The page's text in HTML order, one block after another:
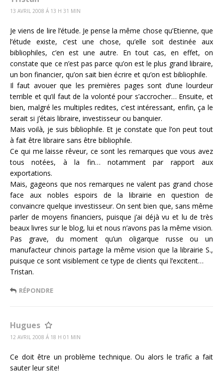
13 AVRIL 2008 Á 13 H 31 MIN
Je viens de lire l’étude. Je pense la même chose qu’Etienne, que
l’étude existe, c’est une chose, qu’elle soit destinée aux
bibliophiles, c’en est une autre. En tout cas, en effet, on
constate que ce n’est pas parce qu’on est le plus grand libraire,
un bon financier, qu’on sait bien écrire et qu’on est bibliophile.
Il faut avouer que les premières pages sont d’une lourdeur
terrible et qu’il faut de la volonté pour s’accrocher… Ensuite, et
bien, malgré les multiples redites, c’est intéressant, enfin, ça le
serait si j’étais libraire, investisseur ou banquier.
Mais voilà, je suis bibliophile. Et je constate que l’on peut tout
à fait être libraire sans être bibliophile.
Ce qui me laisse rêveur, ce sont les remarques que vous avez
tous notées, à la fin… notamment par rapport aux
exportations.
Mais, gageons que nos remarques ne valent pas grand chose
face aux nobles espoirs de la librairie en question de
convaincre quelque investisseur. On sent bien que, sans même
parler de moyens financiers, puisque j’ai déjà vu et lu de très
beaux livres sur le blog, lui et nous n’avons pas la même vision.
Pas grave, du moment qu’un oligarque russe ou un
manufacteur chinois partage la même vision que la librairie S.,
puisque ce sont visiblement ce type de clients qui l’excitent…
Tristan.
RÉPONDRE
Hugues
12 AVRIL 2008 Á 18 H 01 MIN
Ce doit être un problème technique. Ou alors le trafic a fait
sauter leur site!